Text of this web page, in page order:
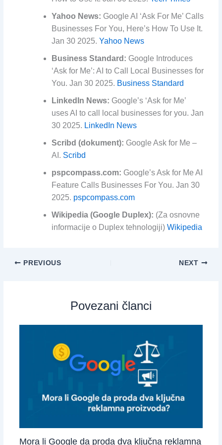
Yahoo News: Google AI ‘Ask For Me’ Calls
Businesses For You, Here’s How To Use It.
Jan 30 2025. Yahoo News
Business Standard: Google Introduces
‘Ask for Me’: AI to Call Local Businesses for
You. Jan 30 2025. Business Standard
LinkedIn News: Google’s ‘Ask for Me’
uses AI to call local businesses for you. Jan
30 2025. LinkedIn News
Scribd (dokument): Google Ask for Me –
AI. Scribd
pspcompass.com: Google’s Ask for Me AI
Feature Calls Businesses For You. Jan 30
2025. pspcompass.com
Wikipedia (Google Duplex): (Za osnovne
informacije o Duplex tehnologiji) Wikipedia
PREVIOUS NEXT
Povezani članci
Mora li Google da proda dva ključna reklamna